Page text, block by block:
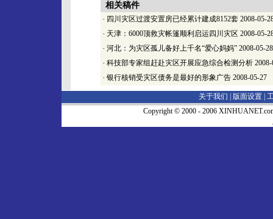
相关稿件
· 四川灾区过渡安置房已经累计建成8152套 2008-05-
· 天津：6000顶救灾帐篷顺利启运四川灾区 2008-05-
· 河北：为灾区孤儿备好上千名“爱心妈妈” 2008-05-28
· 科技部专家组赶赴灾区开展应急综合检测分析
· 银行核销受灾区债务是最好的形象广告 2008-05-27
关于我们 | 版面设置
Copyright © 2000 - 2006